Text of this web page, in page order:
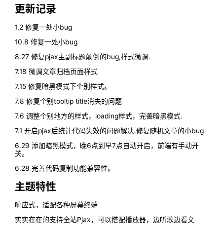
更新记录
1.2 修复一处小bug
10.8 修复一处小bug
8.27 修复pjax主副标题颠倒的bug,样式微调.
7.18 微调文章归档页面样式
7.15 修复暗黑模式下个别样式。
7.8 修复个别tooltip title消失的问题
7.6 调整个别地方的样式，loading样式，完善暗黑模式.
7.1 开启pjax后统计代码失效的问题解决.修复随机文章的小bug
6.29 添加暗黑模式，晚6点到早7点自动开启，前端有手动开
关。
6.28 完善代码复制功能兼容性。
主题特性
响应式，适配各种屏幕终端
实实在在的支持全站Pjax，可以搭配播放器，边听歌边看文